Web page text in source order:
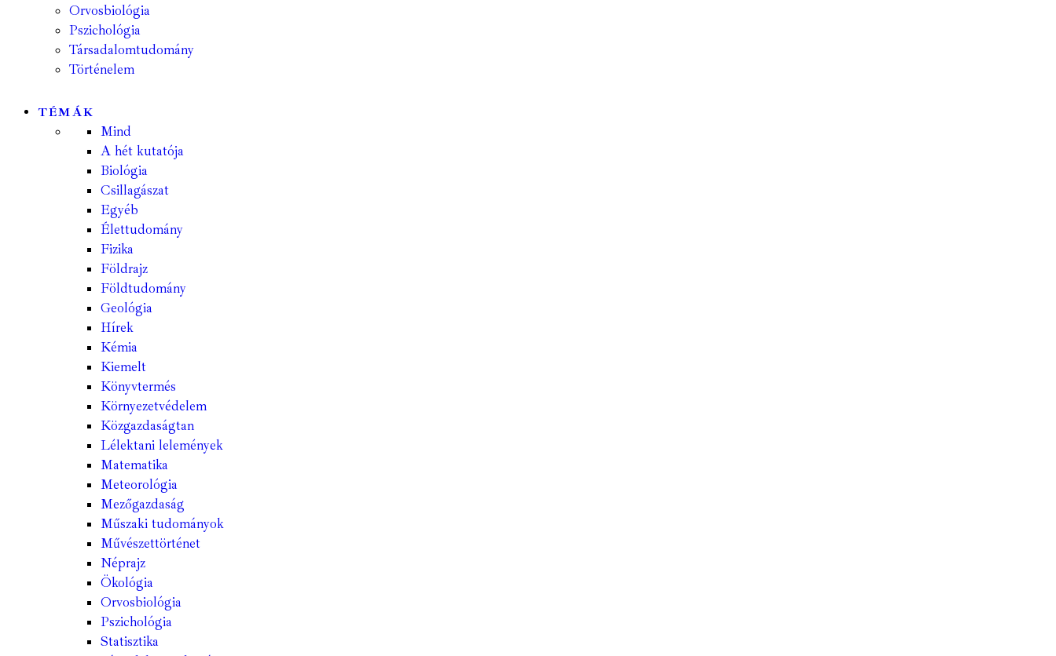
Orvosbiológia
Pszichológia
Társadalomtudomány
Történelem
TÉMÁK
Mind
A hét kutatója
Biológia
Csillagászat
Egyéb
Élettudomány
Fizika
Földrajz
Földtudomány
Geológia
Hírek
Kémia
Kiemelt
Könyvtermés
Környezetvédelem
Közgazdaságtan
Lélektani lelemények
Matematika
Meteorológia
Mezőgazdaság
Műszaki tudományok
Művészettörténet
Néprajz
Ökológia
Orvosbiológia
Pszichológia
Statisztika